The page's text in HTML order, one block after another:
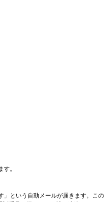
。
」という自動メールが届きます。この